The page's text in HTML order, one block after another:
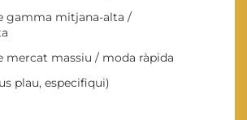
gamma mitjana-alta /
mercat massiu / moda ràpida
plau, especifiqui)